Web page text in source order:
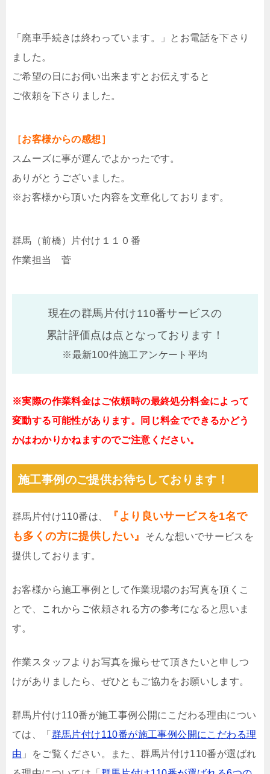
「廃車手続きは終わっています。」とお電話を下さり
ました。
ご希望の日にお伺い出来ますとお伝えすると
ご依頼を下さりました。
［お客様からの感想］
スムーズに事が運んでよかったです。
ありがとうございました。
※お客様から頂いた内容を文章化しております。
群馬（前橋）片付け１１０番
作業担当 菅
現在の群馬片付け110番サービスの
累計評価点は点となっております！
※最新100件施工アンケート平均
※実際の作業料金はご依頼時の最終処分料金によって
変動する可能性があります。同じ料金でできるかどう
かはわかりかねますのでご注意ください。
施工事例のご提供お待ちしております！
群馬片付け110番は、
『より良いサービスを1名で
も多くの方に提供したい』
そんな想いでサービスを
提供しております。
お客様から施工事例として作業現場のお写真を頂くこ
とで、これからご依頼される方の参考になると思いま
す。
作業スタッフよりお写真を撮らせて頂きたいと申しつ
けがありましたら、ぜひともご協力をお願いします。
群馬片付け110番が施工事例公開にこだわる理由につい
ては、「 群馬片付け110番が施工事例公開にこだわる理
由 」をご覧ください。また、群馬片付け110番が選ばれ